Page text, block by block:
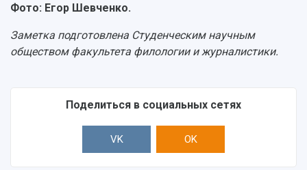
Фото: Егор Шевченко.
Заметка подготовлена Студенческим научным
обществом факультета филологии и журналистики.
Поделиться в социальных сетях
VK OK